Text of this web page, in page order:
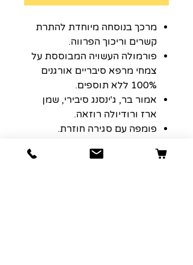
מרכך בנוסחה מיוחדת להתרת
קשרים וריכוך הפרווה.
פורמולה העשויה המבוססת על
צמחי מרפא סיבריים אורגנים
100% ללא תוספים.
אמור בר, ג'ינסנג סיבירי, שמן
ארז ורודיולה רוזאה.
פומפה עם סגירה חוזרת.
מתאים לכלבים וחתולים.